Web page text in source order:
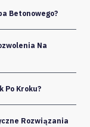
Betonowego?
Na
Po Kroku?
Rozwiązania